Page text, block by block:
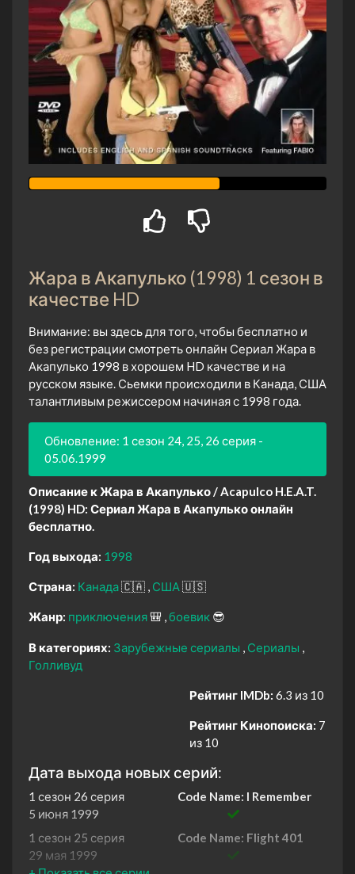
Жара в Акапулько (1998) 1 сезон в
качестве HD
Внимание: вы здесь для того, чтобы бесплатно и
без регистрации смотреть онлайн Сериал Жара в
Акапулько 1998 в хорошем HD качестве и на
русском языке. Сьемки происходили в Канада, США
талантливым режиссером начиная с 1998 года.
Обновление: 1 сезон 24, 25, 26 серия -
05.06.1999
Описание к Жара в Акапулько / Acapulco H.E.A.T.
(1998) HD: Сериал Жара в Акапулько онлайн
бесплатно.
Год выхода: 1998
Страна: Канада🇨🇦 США🇺🇸
Жанр: приключения 🎒 боевик 😎
В категориях: Зарубежные сериалы
Сериалы
Голливуд
Рейтинг IMDb: 6.3 из 10
Рейтинг Кинопоиска: 7
из 10
Дата выхода новых серий:
1 сезон 26 серия
Code Name: I Remember
5 июня 1999
1 сезон 25 серия
Code Name: Flight 401
29 мая 1999